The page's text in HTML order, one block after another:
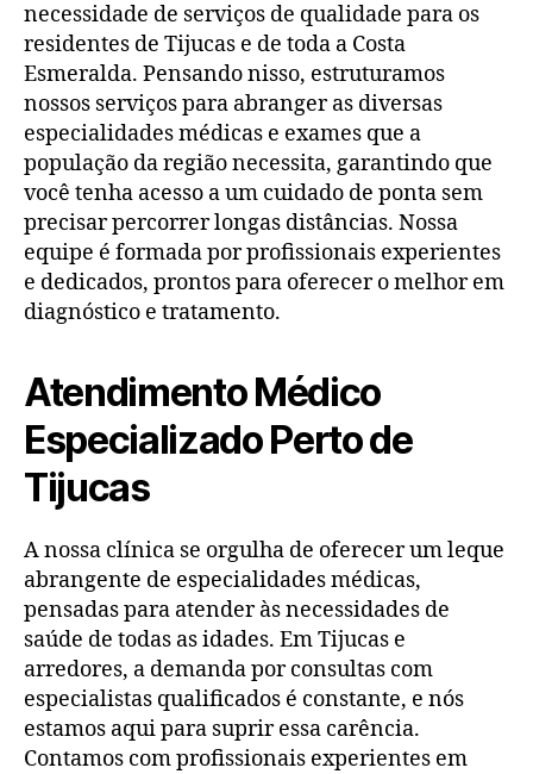
necessidade de serviços de qualidade para os
residentes de Tijucas e de toda a Costa
Esmeralda. Pensando nisso, estruturamos
nossos serviços para abranger as diversas
especialidades médicas e exames que a
população da região necessita, garantindo que
você tenha acesso a um cuidado de ponta sem
precisar percorrer longas distâncias. Nossa
equipe é formada por profissionais experientes
e dedicados, prontos para oferecer o melhor em
diagnóstico e tratamento.
Atendimento Médico
Especializado Perto de
Tijucas
A nossa clínica se orgulha de oferecer um leque
abrangente de especialidades médicas,
pensadas para atender às necessidades de
saúde de todas as idades. Em Tijucas e
arredores, a demanda por consultas com
especialistas qualificados é constante, e nós
estamos aqui para suprir essa carência.
Contamos com profissionais experientes em